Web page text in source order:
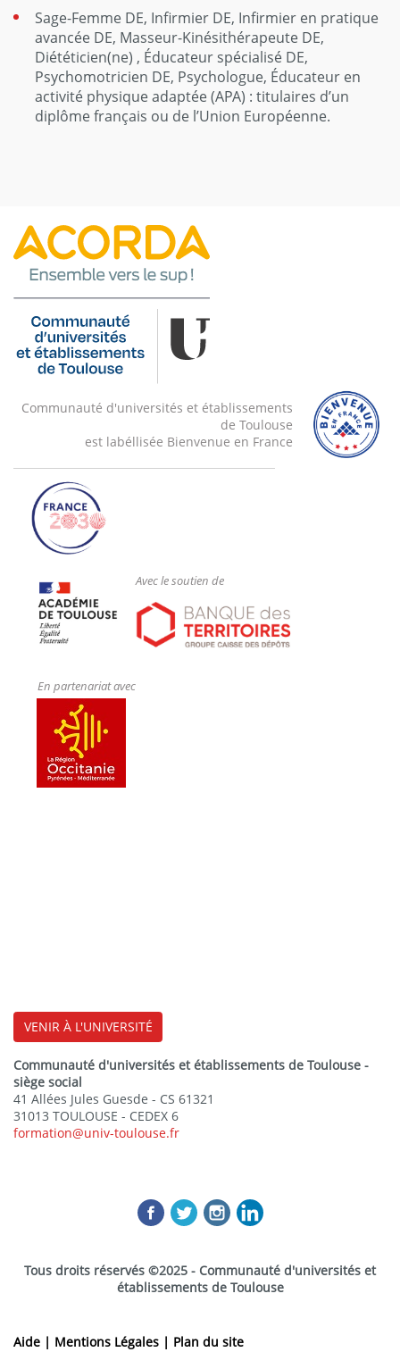
Sage-Femme DE, Infirmier DE, Infirmier en pratique
avancée DE, Masseur-Kinésithérapeute DE,
Diététicien(ne) , Éducateur spécialisé DE,
Psychomotricien DE, Psychologue, Éducateur en
activité physique adaptée (APA) : titulaires d’un
diplôme français ou de l’Union Européenne.
Communauté d'universités et établissements
de Toulouse
est labéllisée Bienvenue en France
Avec le soutien de
En partenariat avec
VENIR À L'UNIVERSITÉ
Communauté d'universités et établissements de Toulouse -
siège social
41 Allées Jules Guesde - CS 61321
31013 TOULOUSE - CEDEX 6
formation@univ-toulouse.fr
Tous droits réservés ©2025 - Communauté d'universités et
établissements de Toulouse
Aide | Mentions Légales | Plan du site